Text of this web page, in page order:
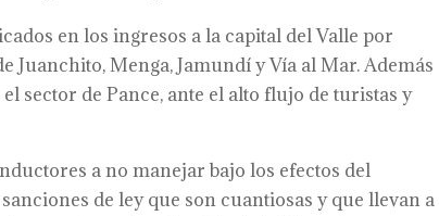
en los ingresos a la capital del Valle por
Juanchito, Menga, Jamundí y Vía al Mar. Además
sector de Pance, ante el alto flujo de turistas y
a no manejar bajo los efectos del
de ley que son cuantiosas y que llevan a